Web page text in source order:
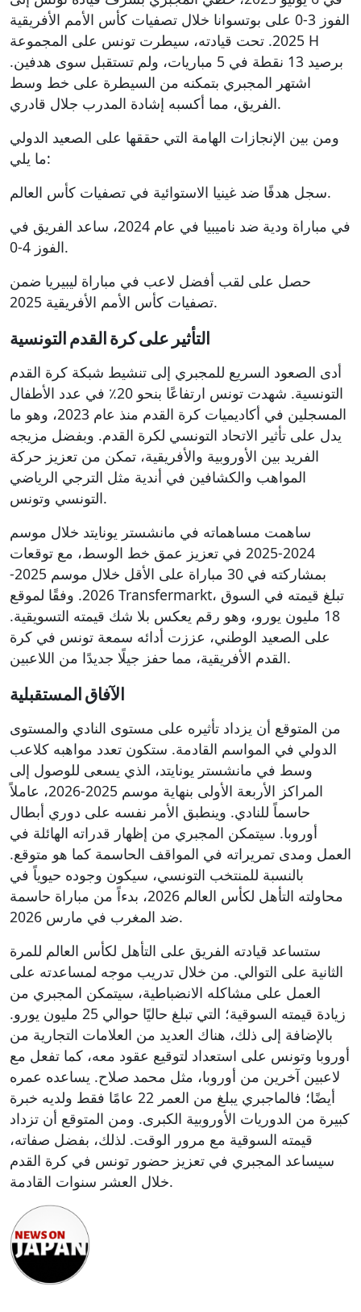
الفوز 3-0 على بوتسوانا خلال تصفيات كأس الأمم الأفريقية
2025. تحت قيادته، سيطرت تونس على المجموعة H
برصيد 13 نقطة في 5 مباريات، ولم تستقبل سوى هدفين.
اشتهر المجبري بتمكنه من السيطرة على خط وسط
الفريق، مما أكسبه إشادة المدرب جلال قادري.
ومن بين الإنجازات الهامة التي حققها على الصعيد الدولي
ما يلي:
سجل هدفًا ضد غينيا الاستوائية في تصفيات كأس العالم.
في مباراة ودية ضد ناميبيا في عام 2024، ساعد الفريق في
الفوز 4-0.
حصل على لقب أفضل لاعب في مباراة ليبيريا ضمن
تصفيات كأس الأمم الأفريقية 2025.
التأثير على كرة القدم التونسية
أدى الصعود السريع للمجبري إلى تنشيط شبكة كرة القدم
التونسية. شهدت تونس ارتفاعًا بنحو 20٪ في عدد الأطفال
المسجلين في أكاديميات كرة القدم منذ عام 2023، وهو ما
يدل على تأثير الاتحاد التونسي لكرة القدم. وبفضل مزيجه
الفريد بين الأوروبية والأفريقية، تمكن من تعزيز حركة
المواهب والكشافين في أندية مثل الترجي الرياضي
التونسي وتونس.
ساهمت مساهماته في مانشستر يونايتد خلال موسم
2024-2025 في تعزيز عمق خط الوسط، مع توقعات
بمشاركته في 30 مباراة على الأقل خلال موسم 2025-
2026. وفقًا لموقع Transfermarkt، تبلغ قيمته في السوق
18 مليون يورو، وهو رقم يعكس بلا شك قيمته التسويقية.
على الصعيد الوطني، عززت أدائه سمعة تونس في كرة
القدم الأفريقية، مما حفز جيلًا جديدًا من اللاعبين.
الآفاق المستقبلية
من المتوقع أن يزداد تأثيره على مستوى النادي والمستوى
الدولي في المواسم القادمة. ستكون تعدد مواهبه كلاعب
وسط في مانشستر يونايتد، الذي يسعى للوصول إلى
المراكز الأربعة الأولى بنهاية موسم 2025-2026، عاملاً
حاسماً للنادي. وينطبق الأمر نفسه على دوري أبطال
أوروبا. سيتمكن المجبري من إظهار قدراته الهائلة في
العمل ومدى تمريراته في المواقف الحاسمة كما هو متوقع.
بالنسبة للمنتخب التونسي، سيكون وجوده حيوياً في
محاولته التأهل لكأس العالم 2026، بدءاً من مباراة حاسمة
ضد المغرب في مارس 2026.
ستساعد قيادته الفريق على التأهل لكأس العالم للمرة
الثانية على التوالي. من خلال تدريب موجه لمساعدته على
العمل على مشاكله الانضباطية، سيتمكن المجبري من
زيادة قيمته السوقية؛ التي تبلغ حاليًا حوالي 25 مليون يورو.
بالإضافة إلى ذلك، هناك العديد من العلامات التجارية من
أوروبا وتونس على استعداد لتوقيع عقود معه، كما تفعل مع
لاعبين آخرين من أوروبا، مثل محمد صلاح. يساعده عمره
أيضًا؛ فالماجبري يبلغ من العمر 22 عامًا فقط ولديه خبرة
كبيرة من الدوريات الأوروبية الكبرى. ومن المتوقع أن تزداد
قيمته السوقية مع مرور الوقت. لذلك، بفضل صفاته،
سيساعد المجبري في تعزيز حضور تونس في كرة القدم
خلال العشر سنوات القادمة.